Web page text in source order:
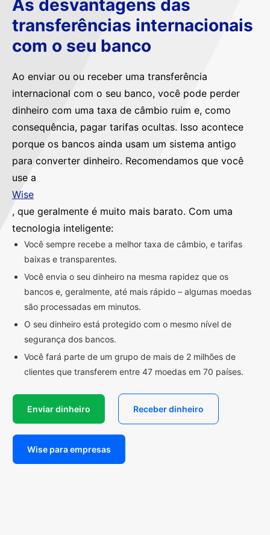
As desvantagens das
transferências internacionais
com o seu banco
Ao enviar ou ou receber uma transferência
internacional com o seu banco, você pode perder
dinheiro com uma taxa de câmbio ruim e, como
consequência, pagar tarifas ocultas. Isso acontece
porque os bancos ainda usam um sistema antigo
para converter dinheiro. Recomendamos que você
use a
Wise
, que geralmente é muito mais barato. Com uma
tecnologia inteligente:
Você sempre recebe a melhor taxa de câmbio, e tarifas
baixas e transparentes.
Você envia o seu dinheiro na mesma rapidez que os
bancos e, geralmente, até mais rápido – algumas moedas
são processadas em minutos.
O seu dinheiro está protegido com o mesmo nível de
segurança dos bancos.
Você fará parte de um grupo de mais de 2 milhões de
clientes que transferem entre 47 moedas em 70 países.
Enviar dinheiro Receber dinheiro
Wise para empresas